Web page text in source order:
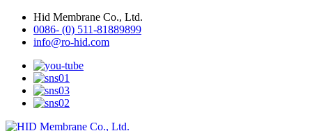
Hid Membrane Co., Ltd.
0086- (0) 511-81889899
info@ro-hid.com